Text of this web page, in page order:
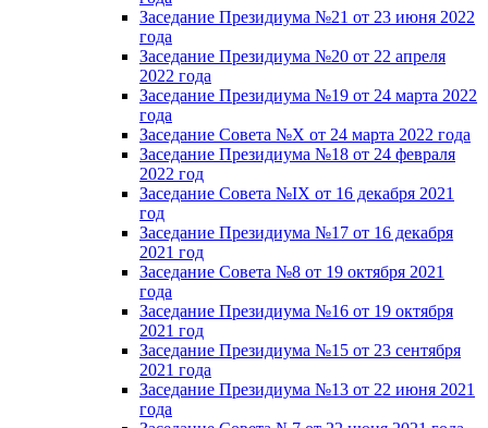
Заседание Президиума №21 от 23 июня 2022
года
Заседание Президиума №20 от 22 апреля
2022 года
Заседание Президиума №19 от 24 марта 2022
года
Заседание Совета №X от 24 марта 2022 года
Заседание Президиума №18 от 24 февраля
2022 год
Заседание Совета №IX от 16 декабря 2021
год
Заседание Президиума №17 от 16 декабря
2021 год
Заседание Совета №8 от 19 октября 2021
года
Заседание Президиума №16 от 19 октября
2021 год
Заседание Президиума №15 от 23 сентября
2021 года
Заседание Президиума №13 от 22 июня 2021
года